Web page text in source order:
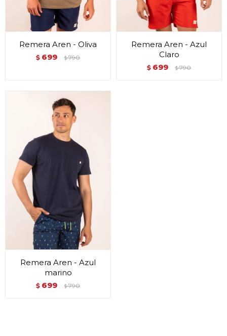
Remera Aren - Oliva
$ 699 $ 790
Remera Aren - Azul
Claro
$ 699 $ 790
Remera Aren - Azul
marino
$ 699 $ 790